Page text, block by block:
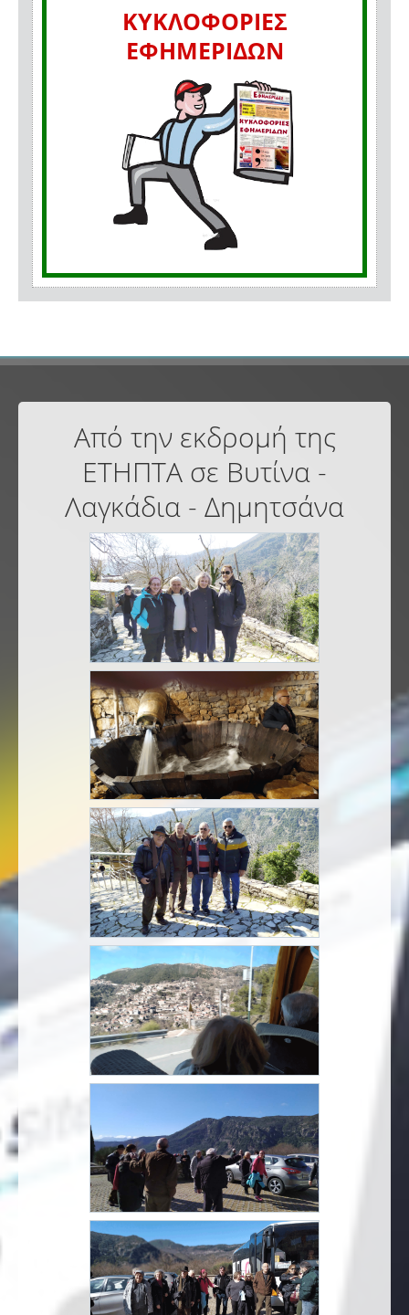
ΚΥΚΛΟΦΟΡΙΕΣ
ΕΦΗΜΕΡΙΔΩΝ
Από την εκδρομή της
ΕΤΗΠΤΑ σε Βυτίνα -
Λαγκάδια - Δημητσάνα